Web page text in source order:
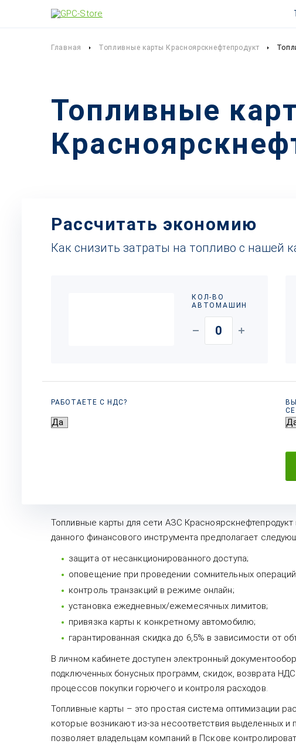
Главная Топливные карты Красноярскнефтепродукт
Топливные
Рассчитать экономию
Как снизить затраты на топливо с нашей
КОЛ-ВО
АВТОМАШИН
РАБОТАЕТЕ С НДС?
Топливные карты для сети АЗС
данного финансового инструмента предполагает
защита от несанкционированного доступа;
оповещение при проведении сомнительных
контроль транзакций в режиме онлайн;
установка ежедневных/ежемесячных лимитов;
привязка карты к конкретному автомобилю;
гарантированная скидка до 6,5% в зависимости от
В личном кабинете доступен электронный
подключенных бонусных программ, скидок, возврата
процессов покупки горючего и контроля расходов.
Топливные карты – это простая система оптимизации
которые возникают из-за несоответствия выделенных
позволяет владельцам компаний в Пскове